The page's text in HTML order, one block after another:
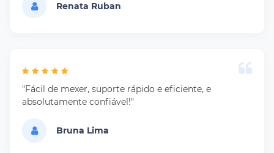
Renata Ruban
"Fácil de mexer, suporte rápido e eficiente, e
absolutamente confiável!"
Bruna Lima